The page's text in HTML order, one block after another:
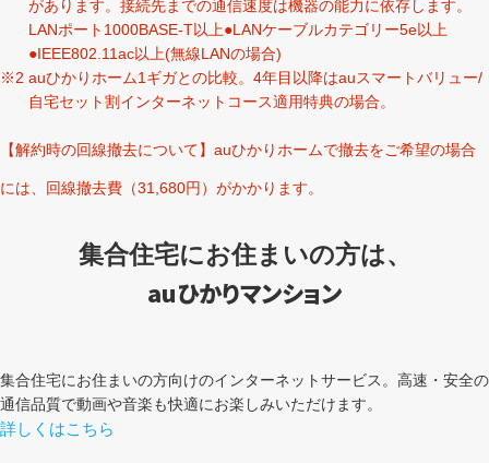
があります。接続先までの通信速度は機器の能力に依存します。
LANポート1000BASE-T以上●LANケーブルカテゴリー5e以上
●IEEE802.11ac以上(無線LANの場合)
auひかりホーム1ギガとの比較。4年目以降はauスマートバリュー/
自宅セット割インターネットコース適用特典の場合。
【解約時の回線撤去について】auひかりホームで撤去をご希望の場合
には、回線撤去費（31,680円）がかかります。
集合住宅にお住まいの方は、
auひかりマンション
集合住宅にお住まいの方向けのインターネットサービス。高速・安全の
通信品質で動画や音楽も快適にお楽しみいただけます。
詳しくはこちら